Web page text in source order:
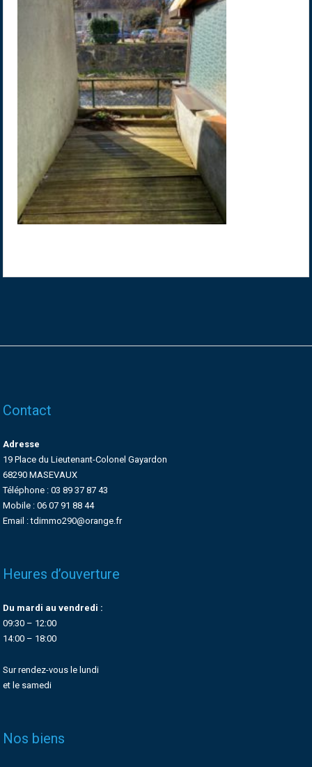
Contact
Adresse
19 Place du Lieutenant-Colonel Gayardon
68290 MASEVAUX
Téléphone : 03 89 37 87 43
Mobile : 06 07 91 88 44
Email : tdimmo290@orange.fr
Heures d’ouverture
Du mardi au vendredi :
09:30 – 12:00
14:00 – 18:00
Sur rendez-vous le lundi
et le samedi
Nos biens